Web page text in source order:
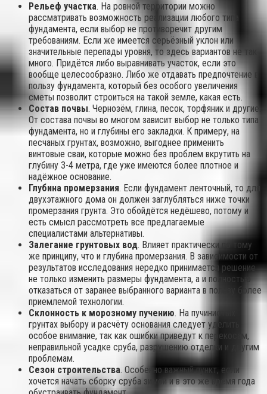
Рельеф участка. На ровной территории можно
рассматривать возможность реализации любого типа
фундамента, если выбор не противоречит другим
требованиям. Если же имеется серьёзный уклон или
значительные перепады уровня, то здесь вариантов не так
много. Придётся либо выравнивать участок, если это
вообще целесообразно. Либо же отдавать предпочтение в
пользу фундамента, который без особого увеличения
сметы позволит строиться на такой земле, какая есть.
Состав почвы. Чернозём, глина, песок, торфяник и другие.
От состава почвы во многом зависит выбор не только типа
фундамента, но и глубины его закладки. К примеру, на
песчаных грунтах, возможно, выгоднее применить
винтовые сваи, которые можно без проблем вкрутить на
глубину 3-4 метра, где уже имеются более плотное и
надёжное основание.
Глубина промерзания. Если фундамент ленточный, то для
двухэтажного дома он должен заглубляться ниже точки
промерзания грунта. Это обойдётся недёшево, потому и
есть смысл рассмотреть все предлагаемые
специалистами альтернативы.
Залегание грунтовых вод. Влияет практически по тому
же принципу, что и глубина промерзания. В зависимости от
результатов исследования нередко принимается решение
не только изменить размеры фундамента, а и полностью
отказаться от заранее выбранного варианта в пользу более
приемлемой технологии.
Склонность к морозному пучению. На пучинистых
грунтах выбору и расчёту основания следует уделить
особое внимание, так как ошибки приведут к перекосам,
неправильной усадке сруба, разрушению отделки и другим
проблемам.
Сезон строительства. Особенно важный пункт, если
хочется начать сборку сруба зимой и в это же время года